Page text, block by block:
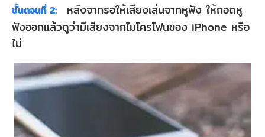
ขั้นตอนที่ 2:
หลังจากรอให้เสียงเล่นจากหูฟัง ให้ถอดหู
ฟังออกแล้วดูว่ามีเสียงจากไมโครโฟนของ iPhone หรือ
ไม่